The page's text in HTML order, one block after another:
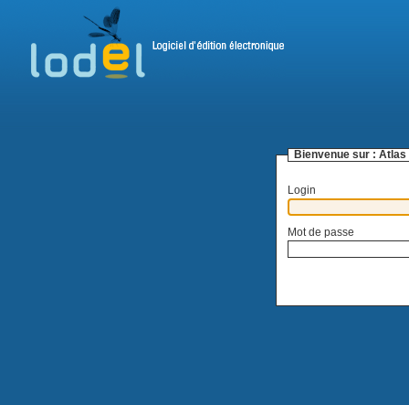
Bienvenue sur : Atlas
Login
Mot de passe